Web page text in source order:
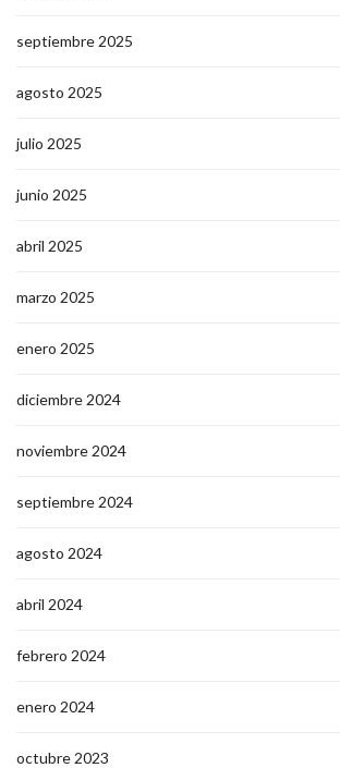
septiembre 2025
agosto 2025
julio 2025
junio 2025
abril 2025
marzo 2025
enero 2025
diciembre 2024
noviembre 2024
septiembre 2024
agosto 2024
abril 2024
febrero 2024
enero 2024
octubre 2023